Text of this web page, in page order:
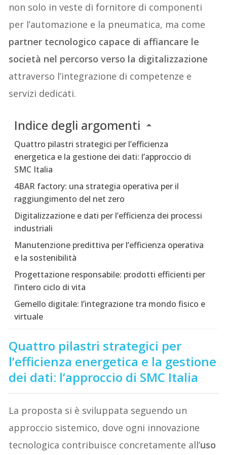
non solo in veste di fornitore di componenti
per l’automazione e la pneumatica, ma come
partner tecnologico capace di affiancare le
società nel percorso verso la digitalizzazione
attraverso l’integrazione di competenze e
servizi dedicati.
Indice degli argomenti
Quattro pilastri strategici per l’efficienza
energetica e la gestione dei dati: l’approccio di
SMC Italia
4BAR factory: una strategia operativa per il
raggiungimento del net zero
Digitalizzazione e dati per l’efficienza dei processi
industriali
Manutenzione predittiva per l’efficienza operativa
e la sostenibilità
Progettazione responsabile: prodotti efficienti per
l’intero ciclo di vita
Gemello digitale: l’integrazione tra mondo fisico e
virtuale
Quattro pilastri strategici per
l’efficienza energetica e la gestione
dei dati: l’approccio di SMC Italia
La proposta si è sviluppata seguendo un
approccio sistemico, dove ogni innovazione
tecnologica contribuisce concretamente all’uso